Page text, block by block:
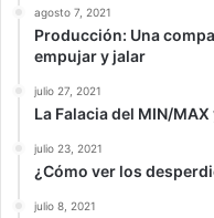
agosto 7, 2021
Producción: Una
empujar y jalar
julio 27, 2021
La Falacia del MIN/MAX
julio 23, 2021
¿Cómo ver los
julio 8, 2021